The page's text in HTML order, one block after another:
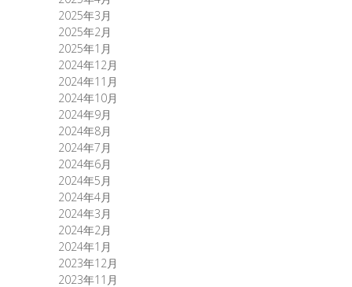
2025年3月
2025年2月
2025年1月
2024年12月
2024年11月
2024年10月
2024年9月
2024年8月
2024年7月
2024年6月
2024年5月
2024年4月
2024年3月
2024年2月
2024年1月
2023年12月
2023年11月